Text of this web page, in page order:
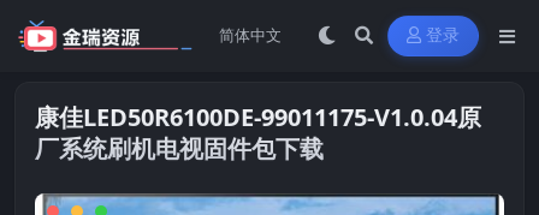
登录
康佳LED50R6100DE-99011175-V1.0.04原
厂系统刷机电视固件包下载